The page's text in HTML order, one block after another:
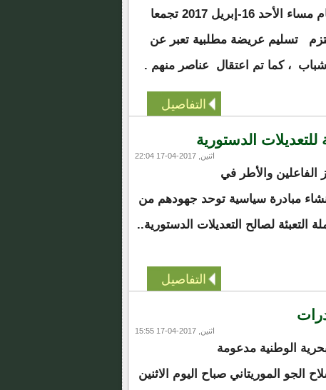
قمع رجال أمن النظام مساء الأحد 16-إبريل 2017 تجمعا
تسليم عريضة مطلبية تعبر عن
، كما تم اعتقال عناصر منهم .
التفاصيل
الدستورية
اثنين, 2017-04-17 22:04
والأطر في
مبادرة سياسية توحد جهودهم من
التعبئة لصالح التعديلات الدستورية..
التفاصيل
اثنين, 2017-04-17 15:55
الوطنية مدعومة
الجو الموريتاني صباح اليوم الاثنين